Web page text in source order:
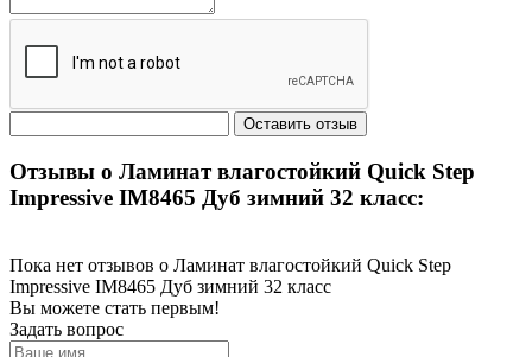
Отзывы о Ламинат влагостойкий Quick Step
Impressive IM8465 Дуб зимний 32 класс:
Пока нет отзывов о Ламинат влагостойкий Quick Step
Impressive IM8465 Дуб зимний 32 класс
Вы можете стать первым!
Задать вопрос